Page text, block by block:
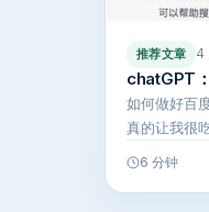
推荐文章 4
chatGPT
如何做好百
真的让我很
6 分钟